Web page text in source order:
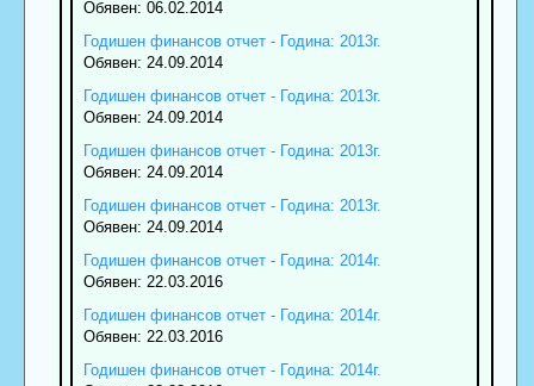
Обявен: 06.02.2014
Годишен финансов отчет - Година: 2013г.
Обявен: 24.09.2014
Годишен финансов отчет - Година: 2013г.
Обявен: 24.09.2014
Годишен финансов отчет - Година: 2013г.
Обявен: 24.09.2014
Годишен финансов отчет - Година: 2013г.
Обявен: 24.09.2014
Годишен финансов отчет - Година: 2014г.
Обявен: 22.03.2016
Годишен финансов отчет - Година: 2014г.
Обявен: 22.03.2016
Годишен финансов отчет - Година: 2014г.